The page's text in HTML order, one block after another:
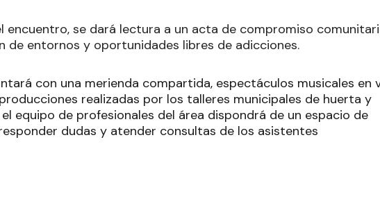
encuentro, se dará lectura a un acta de compromiso
de entornos y oportunidades libres de adicciones.
con una merienda compartida, espectáculos musicales en
realizadas por los talleres municipales de huerta y
equipo de profesionales del área dispondrá de un espacio de
dudas y atender consultas de los asistentes